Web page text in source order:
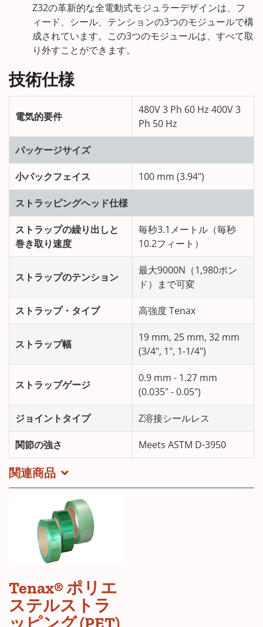
Z32の革新的な全電動式モジュラーデザインは、フ
ィード、シール、テンションの3つのモジュールで構
成されています。この3つのモジュールは、すべて取
り外すことができます。
技術仕様
電気的要件
480V 3 Ph 60 Hz 400V 3
Ph 50 Hz
パッケージサイズ
小パックフェイス 100 mm (3.94")
ストラッピングヘッド仕様
ストラップの繰り出しと
巻き取り速度
毎秒3.1メートル（毎秒
10.2フィート）
ストラップのテンション
最大9000N（1,980ポン
ド）まで可変
ストラップ・タイプ 高強度 Tenax
ストラップ幅
19 mm, 25 mm, 32 mm
(3/4", 1", 1-1/4")
ストラップゲージ
0.9 mm - 1.27 mm
(0.035" - 0.05")
ジョイントタイプ Z溶接シールレス
関節の強さ Meets ASTM D-3950
関連商品
ポ
リ
エ
Tenax® ポリエ
ステルストラ